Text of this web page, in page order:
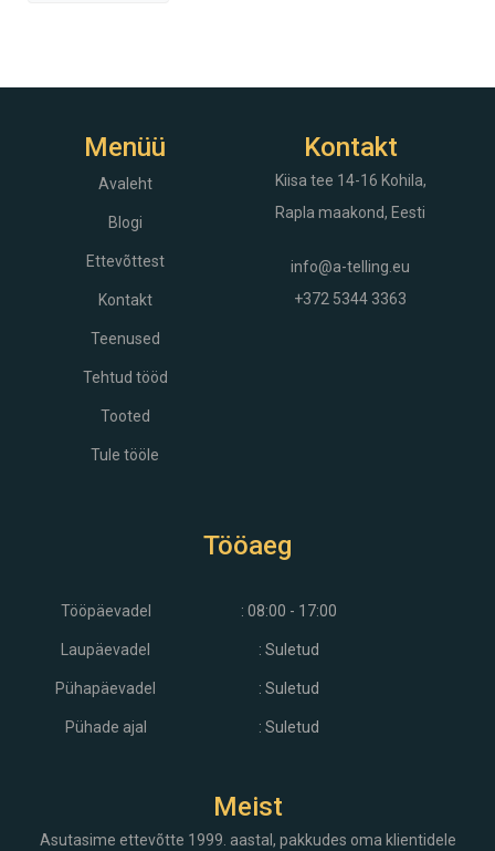
Menüü
Avaleht
Blogi
Ettevõttest
Kontakt
Teenused
Tehtud tööd
Tooted
Tule tööle
Kontakt
Kiisa tee 14-16 Kohila,
Rapla maakond, Eesti
info@a-telling.eu
+372 5344 3363
Tööaeg
Tööpäevadel
Laupäevadel
Pühapäevadel
Pühade ajal
: 08:00 - 17:00
: Suletud
: Suletud
: Suletud
Meist
Asutasime ettevõtte 1999. aastal, pakkudes oma klientidele